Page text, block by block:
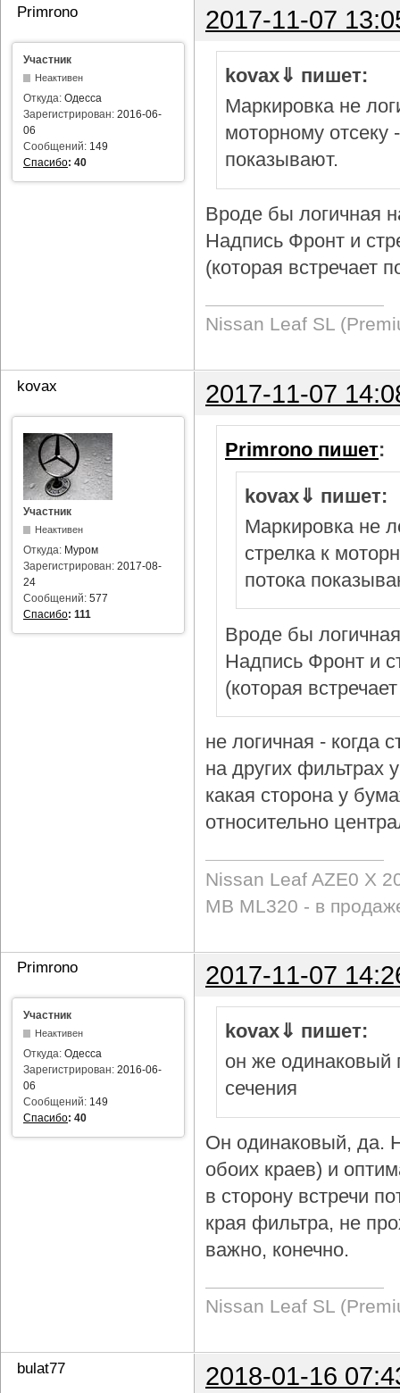
Primrono 2017-11-07
Участник
Неактивен
Откуда: Одесса
Зарегистрирован: 2016-06-
06
Сообщений: 149
Спасибо: 40
kovax⇓ пишет:
Маркировка не
моторному отсеку
показывают.
Вроде бы логичная
Надпись Фронт и
(которая встречает
Nissan Leaf SL
kovax 2017-11-07
Участник
Неактивен
Откуда: Муром
Зарегистрирован: 2017-08-
24
Сообщений: 577
Спасибо: 111
Primrono пишет:
kovax⇓ пишет:
Маркировка не
стрелка к
потока
Вроде бы
Надпись Фронт и
(которая
не логичная - когда
на других фильтрах
какая сторона у
относительно
Nissan Leaf AZE0 X
MB ML320 - в
Primrono 2017-11-07
Участник
Неактивен
Откуда: Одесса
Зарегистрирован: 2016-06-
06
Сообщений: 149
Спасибо: 40
kovax⇓ пишет:
он же одинаковый
сечения
Он одинаковый, да.
обоих краев) и
в сторону встречи
края фильтра, не
важно, конечно.
Nissan Leaf SL
bulat77 2018-01-16